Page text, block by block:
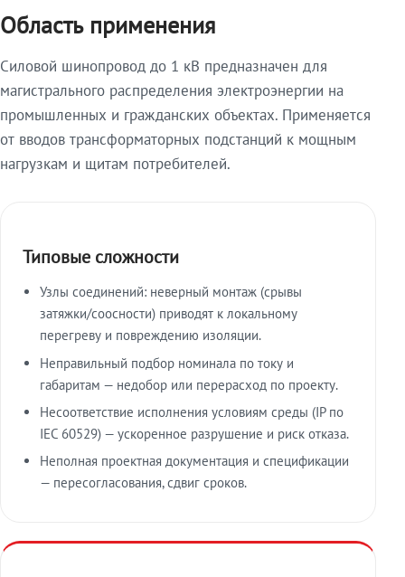
Область применения
Силовой шинопровод до 1 кВ предназначен для
магистрального распределения электроэнергии на
промышленных и гражданских объектах. Применяется
от вводов трансформаторных подстанций к мощным
нагрузкам и щитам потребителей.
Типовые сложности
Узлы соединений: неверный монтаж (срывы
затяжки/соосности) приводят к локальному
перегреву и повреждению изоляции.
Неправильный подбор номинала по току и
габаритам — недобор или перерасход по проекту.
Несоответствие исполнения условиям среды (IP по
IEC 60529) — ускоренное разрушение и риск отказа.
Неполная проектная документация и спецификации
— пересогласования, сдвиг сроков.